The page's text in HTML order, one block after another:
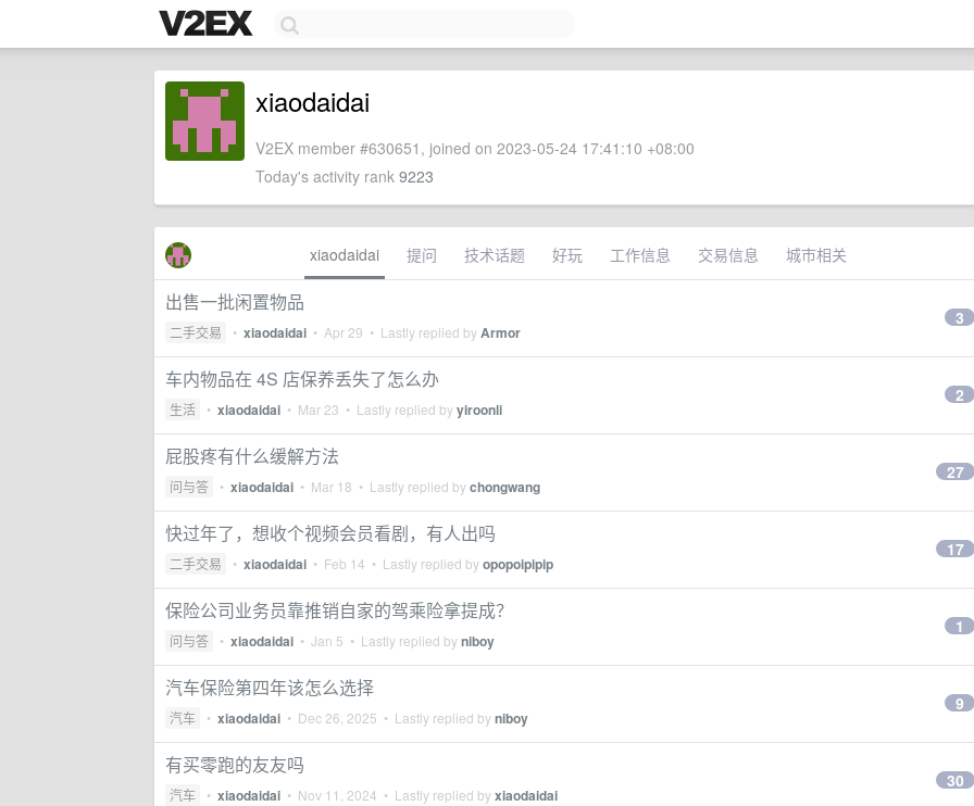
xiaodaidai
V2EX member #630651, joined on 2023-05-24 17:41:10 +08:00
Today's activity rank 9223
xiaodaidai 提问 技术话题 好玩 工作信息 交易信息 城市相关
出售一批闲置物品
二手交易 • xiaodaidai • Apr 29 • Lastly replied byArmor
3
车内物品在 4S 店保养丢失了怎么办
生活 • xiaodaidai • Mar 23 • Lastly replied byyiroonli
2
屁股疼有什么缓解方法
问与答 • xiaodaidai • Mar 18 • Lastly replied bychongwang
27
快过年了，想收个视频会员看剧，有人出吗
二手交易 • xiaodaidai • Feb 14 • Lastly replied byopopoipipip
17
保险公司业务员靠推销自家的驾乘险拿提成？
问与答 • xiaodaidai • Jan 5 • Lastly replied byniboy
1
汽车保险第四年该怎么选择
汽车 • xiaodaidai • Dec 26, 2025 • Lastly replied byniboy
9
有买零跑的友友吗
汽车 • xiaodaidai • Nov 11, 2024 • Lastly replied byxiaodaidai
30